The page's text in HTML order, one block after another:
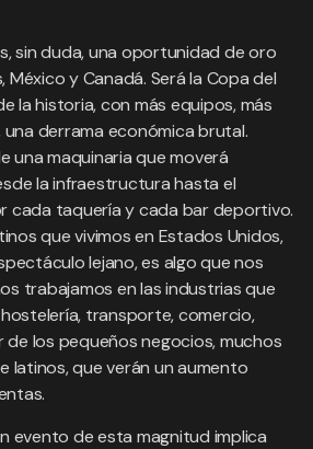
sin duda, una oportunidad de oro
México y Canadá. Será la Copa del
la historia, con más equipos, más
derrama económica brutal.
una maquinaria que moverá
la infraestructura hasta el
cada taquería y cada bar deportivo.
que vivimos en Estados Unidos,
lejano, es algo que nos
trabajamos en las industrias que
transporte, comercio,
de los pequeños negocios, muchos
latinos, que verán un aumento
evento de esta magnitud implica